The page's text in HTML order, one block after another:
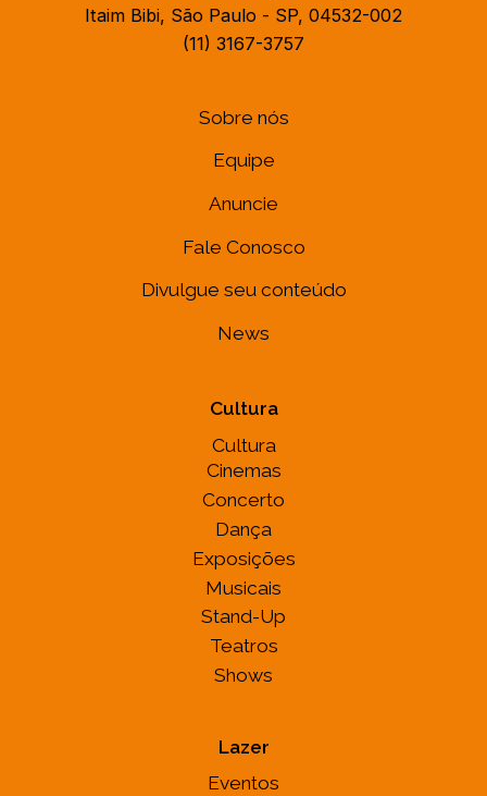
Itaim Bibi, São Paulo - SP, 04532-002
(11) 3167-3757
Sobre nós
Equipe
Anuncie
Fale Conosco
Divulgue seu conteúdo
News
Cultura
Cultura
Cinemas
Concerto
Dança
Exposições
Musicais
Stand-Up
Teatros
Shows
Lazer
Eventos